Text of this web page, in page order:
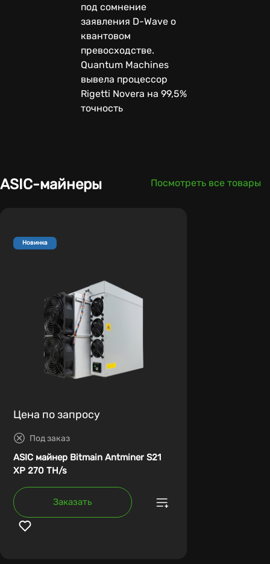
под сомнение
заявления D-Wave о
квантовом
превосходстве.
Quantum Machines
вывела процессор
Rigetti Novera на 99,5%
точность
ASIC-майнеры Посмотреть все товары
Новинка
Цена по запросу
Под заказ
ASIC майнер Bitmain Antminer S21
XP 270 TH/s
Заказать